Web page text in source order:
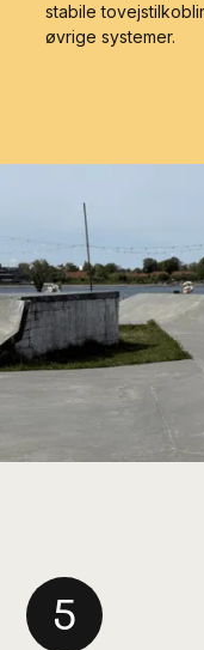
stabile
øvrige systemer.
5